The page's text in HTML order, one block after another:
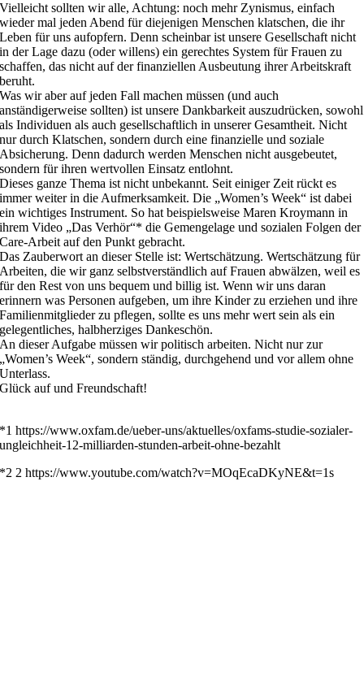
Vielleicht sollten wir alle, Achtung: noch mehr Zynismus, einfach
wieder mal jeden Abend für diejenigen Menschen klatschen, die ihr
Leben für uns aufopfern. Denn scheinbar ist unsere Gesellschaft nicht
in der Lage dazu (oder willens) ein gerechtes System für Frauen zu
schaffen, das nicht auf der finanziellen Ausbeutung ihrer Arbeitskraft
beruht.
Was wir aber auf jeden Fall machen müssen (und auch
anständigerweise sollten) ist unsere Dankbarkeit auszudrücken, sowohl
als Individuen als auch gesellschaftlich in unserer Gesamtheit. Nicht
nur durch Klatschen, sondern durch eine finanzielle und soziale
Absicherung. Denn dadurch werden Menschen nicht ausgebeutet,
sondern für ihren wertvollen Einsatz entlohnt.
Dieses ganze Thema ist nicht unbekannt. Seit einiger Zeit rückt es
immer weiter in die Aufmerksamkeit. Die „Women’s Week“ ist dabei
ein wichtiges Instrument. So hat beispielsweise Maren Kroymann in
ihrem Video „Das Verhör“* die Gemengelage und sozialen Folgen der
Care-Arbeit auf den Punkt gebracht.
Das Zauberwort an dieser Stelle ist: Wertschätzung. Wertschätzung für
Arbeiten, die wir ganz selbstverständlich auf Frauen abwälzen, weil es
für den Rest von uns bequem und billig ist. Wenn wir uns daran
erinnern was Personen aufgeben, um ihre Kinder zu erziehen und ihre
Familienmitglieder zu pflegen, sollte es uns mehr wert sein als ein
gelegentliches, halbherziges Dankeschön.
An dieser Aufgabe müssen wir politisch arbeiten. Nicht nur zur
„Women’s Week“, sondern ständig, durchgehend und vor allem ohne
Unterlass.
Glück auf und Freundschaft!
*1 https://www.oxfam.de/ueber-uns/aktuelles/oxfams-studie-sozialer-
ungleichheit-12-milliarden-stunden-arbeit-ohne-bezahlt
*2 2 https://www.youtube.com/watch?v=MOqEcaDKyNE&t=1s